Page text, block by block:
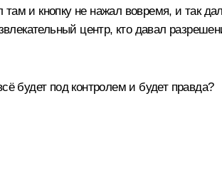
и кнопку не нажал вовремя, и так
центр, кто давал
будет под контролем и будет правда?